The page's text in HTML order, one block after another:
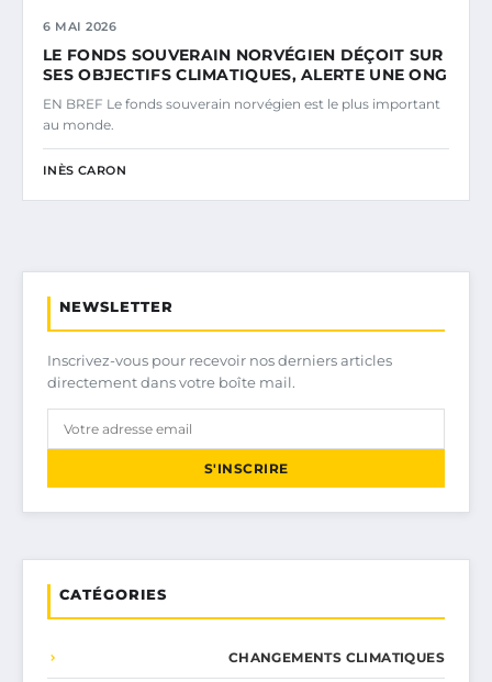
6 MAI 2026
LE FONDS SOUVERAIN NORVÉGIEN DÉÇOIT SUR
SES OBJECTIFS CLIMATIQUES, ALERTE UNE ONG
EN BREF Le fonds souverain norvégien est le plus important
au monde.
INÈS CARON
NEWSLETTER
Inscrivez-vous pour recevoir nos derniers articles
directement dans votre boîte mail.
S'INSCRIRE
CATÉGORIES
CHANGEMENTS CLIMATIQUES